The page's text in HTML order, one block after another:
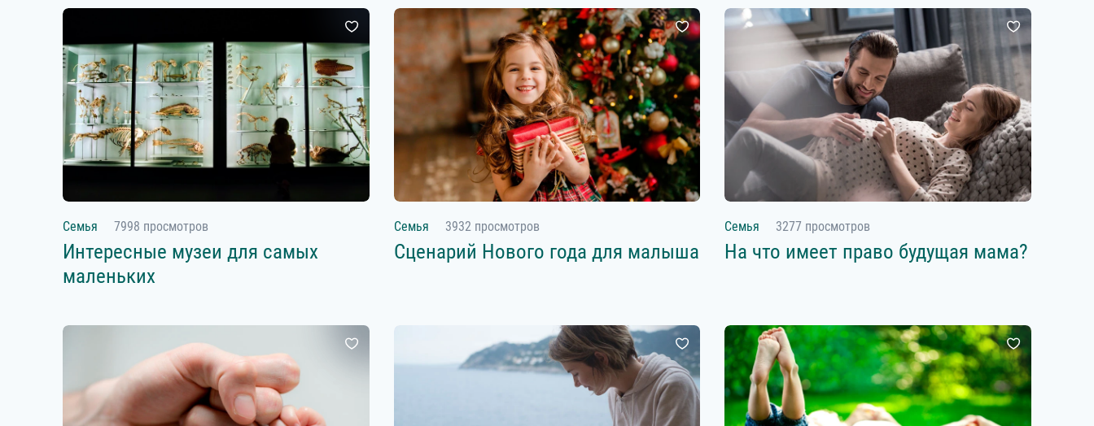
Семья 7998 просмотров
Интересные музеи для самых
маленьких
Семья 3932 просмотров
Сценарий Нового года для малыша
Семья 3277 просмотров
На что имеет право будущая мама?